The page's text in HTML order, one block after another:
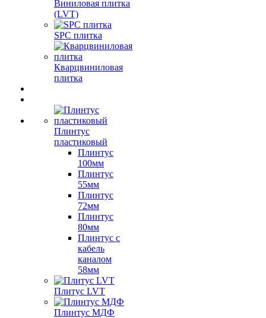
Виниловая плитка
(LVT)
SPC плитка
Кварцвиниловая
плитка
Плинтус
пластиковый
Плинтус
100мм
Плинтус
55мм
Плинтус
72мм
Плинтус
80мм
Плинтус с
кабель
каналом
58мм
Плитус LVT
Плинтус МДФ